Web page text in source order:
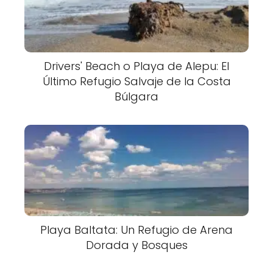
Drivers' Beach o Playa de Alepu: El
Último Refugio Salvaje de la Costa
Búlgara
Playa Baltata: Un Refugio de Arena
Dorada y Bosques